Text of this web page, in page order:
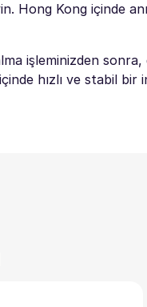
Hong Kong içinde
işleminizden
hızlı ve stabil bir